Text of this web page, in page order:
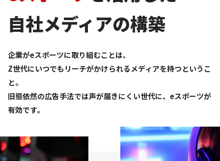
自社メディアの構築
企業がeスポーツに取り組むことは、
Z世代にいつでもリーチがかけられるメディアを持つというこ
と。
旧態依然の広告手法では声が届きにくい世代に、eスポーツが
有効です。